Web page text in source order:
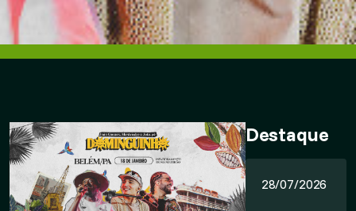
Destaque
28/07/2026